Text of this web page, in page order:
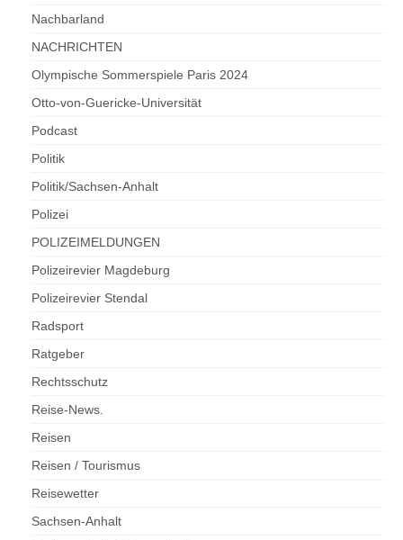
Nachbarland
NACHRICHTEN
Olympische Sommerspiele Paris 2024
Otto-von-Guericke-Universität
Podcast
Politik
Politik/Sachsen-Anhalt
Polizei
POLIZEIMELDUNGEN
Polizeirevier Magdeburg
Polizeirevier Stendal
Radsport
Ratgeber
Rechtsschutz
Reise-News.
Reisen
Reisen / Tourismus
Reisewetter
Sachsen-Anhalt